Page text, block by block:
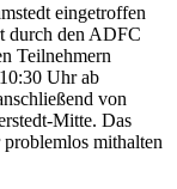
eingetroffen
durch den ADFC
Teilnehmern
Uhr ab
von
Mitte. Das
mithalten